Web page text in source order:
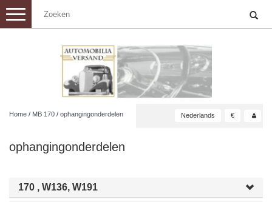
Toggle
navigation
Home / MB 170 / ophangingonderdelen Nederlands €
ophangingonderdelen
170 , W136, W191